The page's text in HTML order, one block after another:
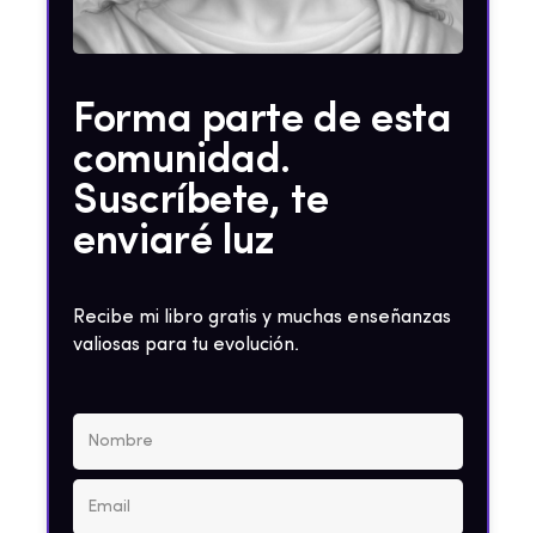
Forma parte de esta
comunidad.
Suscríbete, te
enviaré luz
Recibe mi libro gratis y muchas enseñanzas
valiosas para tu evolución.